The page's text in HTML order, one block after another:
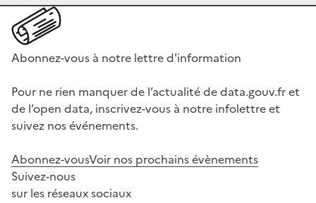
Abonnez-vous à notre lettre d'information
Pour ne rien manquer de l’actualité de data.gouv.fr et
de l’open data, inscrivez-vous à notre infolettre et
suivez nos événements.
Abonnez-vousVoir nos prochains évènements
Suivez-nous
sur les réseaux sociaux